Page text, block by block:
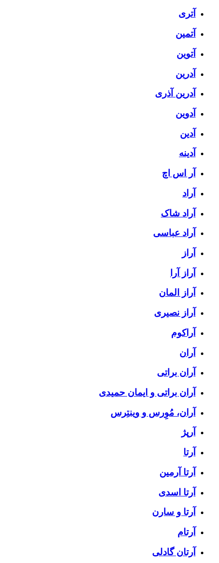
آتری
آتمین
آتوین
آدرین
آدرین آذری
آدوین
آدین
آدینه
آر اس اچ
آراد
آراد شاک
آراد عباسی
آراز
آراز آرا
آراز المان
آراز نصیری
آراکوم
آران
آران براتی
آران براتی و ایمان حمیدی
آران، مُوِرس و وینتِرس
آرپژ
آرتا
آرتا آرمین
آرتا اسدی
آرتا و سارن
آرتام
آرتان گادلی